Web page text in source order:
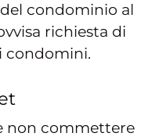
condominio al
richiesta di
condomini.
non commettere